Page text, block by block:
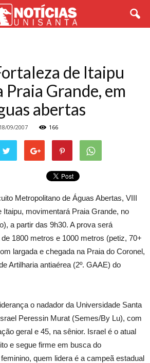
de Itaipu
Grande, em
abertas
18/09/2007 166
Metropolitano de Águas Abertas, VIII
Itaipu, movimentará Praia Grande, no
a partir das 9h30. A prova será
de 1800 metros e 1000 metros (petiz, 70+
largada e chegada na Praia do Coronel,
Artilharia antiaérea (2º. GAAE) do
o nadador da Universidade Santa
Peressin Murat (Semes/By Lu), com
geral e 45, na sênior. Israel é o atual
e segue firme em busca do
quem lidera é a campeã estadual